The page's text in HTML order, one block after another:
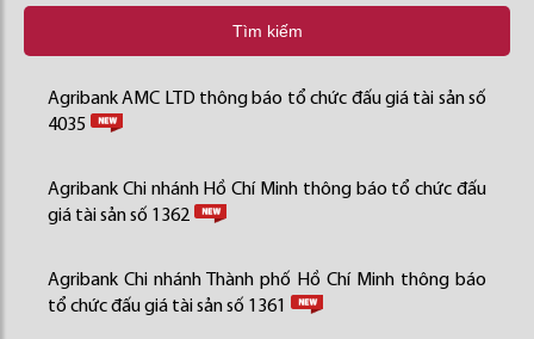
Tìm kiếm
Agribank AMC LTD thông báo tổ chức đấu giá tài sản số
4035
Agribank Chi nhánh Hồ Chí Minh thông báo tổ chức đấu
giá tài sản số 1362
Agribank Chi nhánh Thành phố Hồ Chí Minh thông báo
tổ chức đấu giá tài sản số 1361